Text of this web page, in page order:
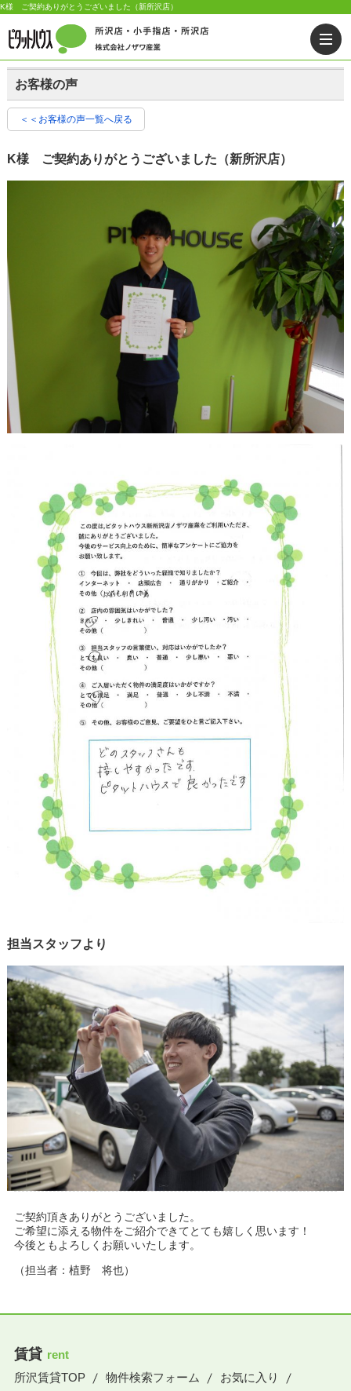
K様 ご契約ありがとうございました（新所沢店）
お客様の声
＜＜お客様の声一覧へ戻る
K様 ご契約ありがとうございました（新所沢店）
担当スタッフより
ご契約頂きありがとうございました。
ご希望に添える物件をご紹介できてとても嬉しく思います！
今後ともよろしくお願いいたします。
（担当者：植野 将也）
賃貸 rent
所沢賃貸TOP
物件検索フォーム
お気に入り